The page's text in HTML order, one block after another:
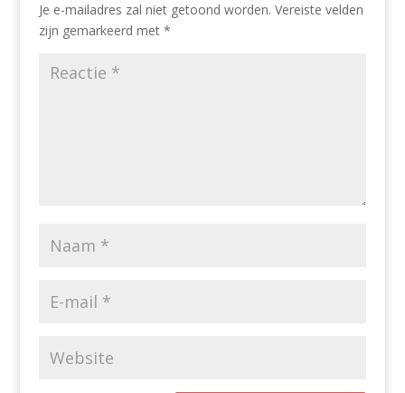
Je e-mailadres zal niet getoond worden. Vereiste velden
zijn gemarkeerd met *